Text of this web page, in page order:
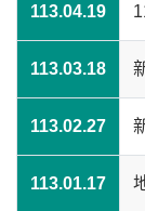
113.04.19
113.03.18
113.02.27
113.01.17